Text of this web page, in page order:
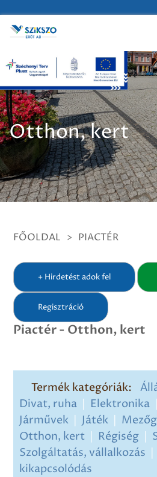
Otthon, kert
FŐOLDAL > PIACTÉR
+ Hirdetést adok fel
Regisztráció
Piactér - Otthon, kert
Termék kategóriák:
Divat, ruha | Elektronika |
Járművek | Játék |
Otthon, kert | Régiség |
Szolgáltatás, vállalkozás |
kikapcsolódás